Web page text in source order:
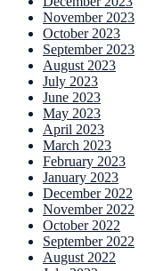
November 2023
October 2023
September 2023
August 2023
July 2023
June 2023
May 2023
April 2023
March 2023
February 2023
January 2023
December 2022
November 2022
October 2022
September 2022
August 2022